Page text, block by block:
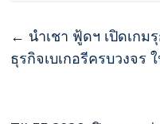
← นําเชา ฟู้ดฯ เปิดเก
ธุรกิจเบเกอรีครบวงจร